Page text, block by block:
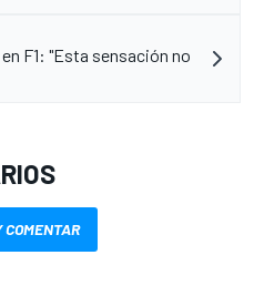
F1: "Esta sensación no
COMENTAR